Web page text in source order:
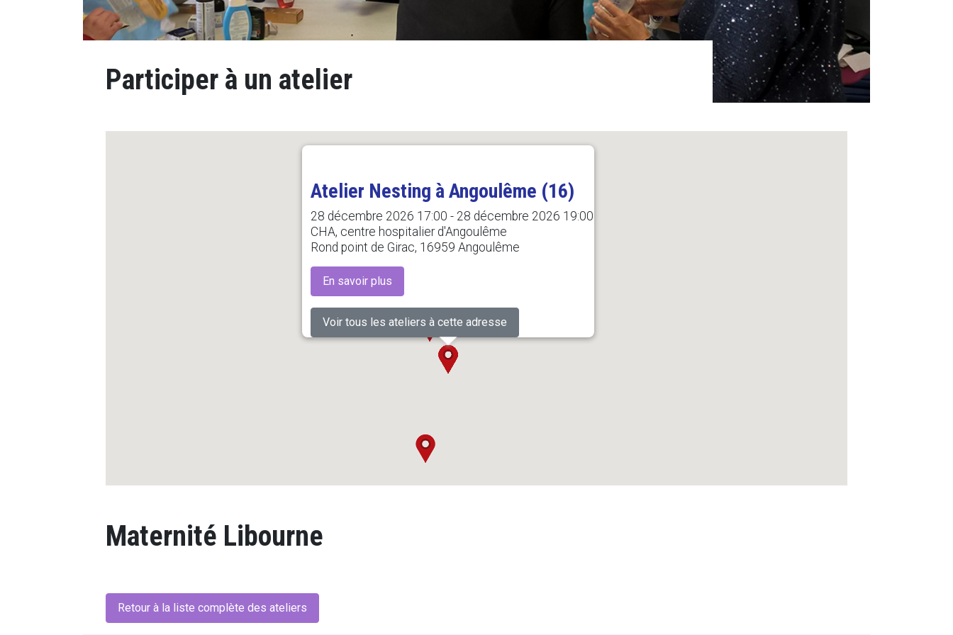
Participer à un atelier
Atelier Nesting à Angoulême (16)
28 décembre 2026 17:00 - 28 décembre 2026 19:00
CHA, centre hospitalier d'Angoulême
Rond point de Girac, 16959 Angoulême
En savoir plus
Voir tous les ateliers à cette adresse
Maternité Libourne
Retour à la liste complète des ateliers